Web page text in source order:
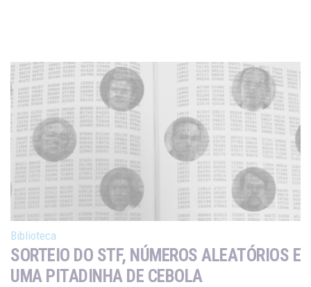
Biblioteca
SORTEIO DO STF, NÚMEROS ALEATÓRIOS E
UMA PITADINHA DE CEBOLA